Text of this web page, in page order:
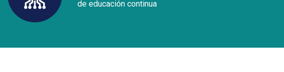
de educación continua